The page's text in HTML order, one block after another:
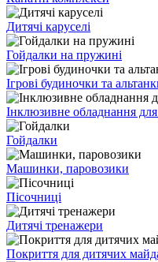
Дитячі каруселі
Гойдалки на пружині
Ігрові будиночки та
Інклюзивне обладнання
Гойдалки
Машинки, паровозики
Пісочниці
Дитячі тренажери
Покриття для дитячих